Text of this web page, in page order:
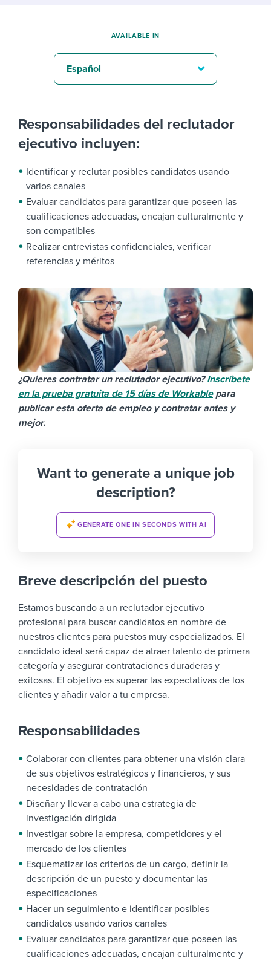
Responsabilidades del reclutador
ejecutivo incluyen:
Identificar y reclutar posibles candidatos usando
varios canales
Evaluar candidatos para garantizar que poseen las
cualificaciones adecuadas, encajan culturalmente y
son compatibles
Realizar entrevistas confidenciales, verificar
referencias y méritos
¿Quieres contratar un reclutador ejecutivo?Inscríbete
en la prueba gratuita de 15 días de Workablepara
publicar esta oferta de empleo y contratar antes y
mejor.
Want to generate a unique job
description?
GENERATE ONE IN SECONDS WITH AI
Breve descripción del puesto
Estamos buscando a un reclutador ejecutivo
profesional para buscar candidatos en nombre de
nuestros clientes para puestos muy especializados. El
candidato ideal será capaz de atraer talento de primera
categoría y asegurar contrataciones duraderas y
exitosas. El objetivo es superar las expectativas de los
clientes y añadir valor a tu empresa.
Responsabilidades
Colaborar con clientes para obtener una visión clara
de sus objetivos estratégicos y financieros, y sus
necesidades de contratación
Diseñar y llevar a cabo una estrategia de
investigación dirigida
Investigar sobre la empresa, competidores y el
mercado de los clientes
Esquematizar los criterios de un cargo, definir la
descripción de un puesto y documentar las
especificaciones
Hacer un seguimiento e identificar posibles
candidatos usando varios canales
Evaluar candidatos para garantizar que poseen las
cualificaciones adecuadas, encajan culturalmente y
AVAILABLE IN
Español